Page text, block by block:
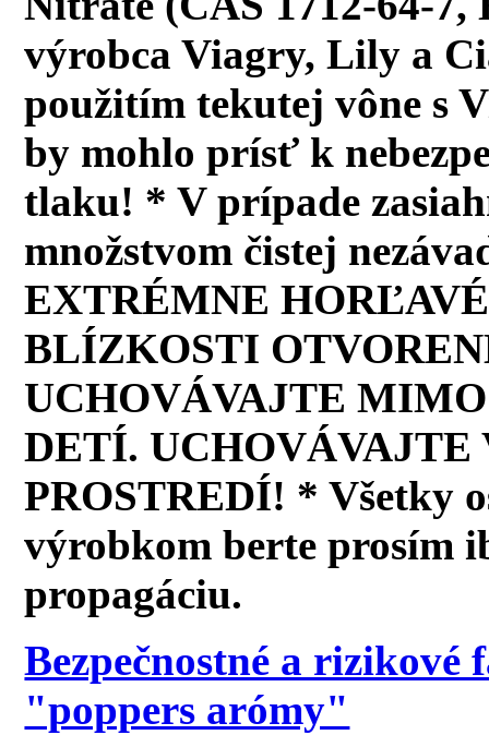
výrobca Viagry, Lily a
použitím tekutej vône s
by mohlo prísť k
tlaku! * V prípade
množstvom čistej
EXTRÉMNE
BLÍZKOSTI
UCHOVÁVAJTE
DETÍ.
PROSTREDÍ! * Všetky
výrobkom berte prosím
propagáciu.
Bezpečnostné a
"poppers arómy"